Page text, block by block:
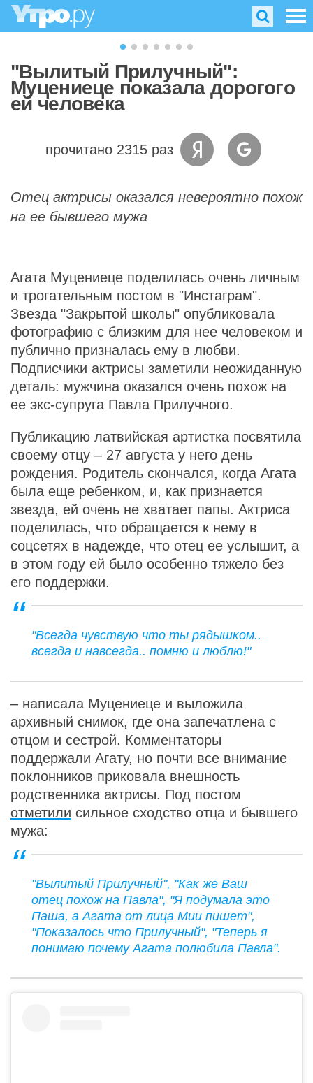
"Вылитый Прилучный":
Муцениеце показала дорогого
ей человека
прочитано 2315 раз
Отец актрисы оказался невероятно похож
на ее бывшего мужа
Агата Муцениеце поделилась очень личным
и трогательным постом в "Инстаграм".
Звезда "Закрытой школы" опубликовала
фотографию с близким для нее человеком и
публично призналась ему в любви.
Подписчики актрисы заметили неожиданную
деталь: мужчина оказался очень похож на
ее экс-супруга Павла Прилучного.
Публикацию латвийская артистка посвятила
своему отцу – 27 августа у него день
рождения. Родитель скончался, когда Агата
была еще ребенком, и, как признается
звезда, ей очень не хватает папы. Актриса
поделилась, что обращается к нему в
соцсетях в надежде, что отец ее услышит, а
в этом году ей было особенно тяжело без
его поддержки.
"Всегда чувствую что ты рядышком..
всегда и навсегда.. помню и люблю!"
– написала Муцениеце и выложила
архивный снимок, где она запечатлена с
отцом и сестрой. Комментаторы
поддержали Агату, но почти все внимание
поклонников приковала внешность
родственника актрисы. Под постом
отметили сильное сходство отца и бывшего
мужа:
"Вылитый Прилучный", "Как же Ваш
отец похож на Павла", "Я подумала это
Паша, а Агата от лица Мии пишет",
"Показалось что Прилучный", "Теперь я
понимаю почему Агата полюбила Павла".